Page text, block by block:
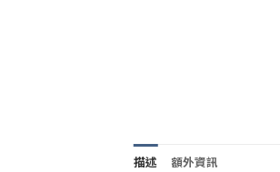
描述 額外資訊